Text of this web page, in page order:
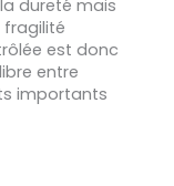
dureté mais
fragilité
est donc
entre
importants